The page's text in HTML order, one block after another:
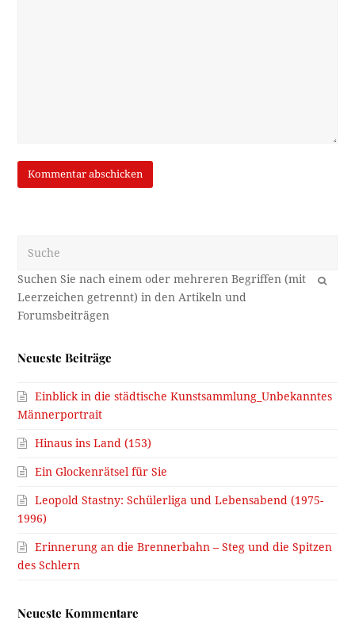
OK
Neueste Beiträge
Einblick in die städtische Kunstsammlung_Unbekanntes
Männerportrait
Hinaus ins Land (153)
Ein Glockenrätsel für Sie
Leopold Stastny: Schülerliga und Lebensabend (1975-
1996)
Erinnerung an die Brennerbahn – Steg und die Spitzen
des Schlern
Neueste Kommentare